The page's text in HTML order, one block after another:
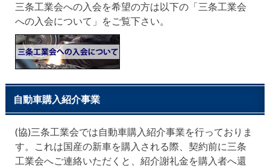
三条工業会への入会を希望の方は以下の「三条工業会
への入会について」をご覧下さい。
自動車購入紹介事業
(協)三条工業会では自動車購入紹介事業を行っておりま
す。これは国産の新車を購入される際、契約前に三条
工業会へご連絡いただくと、紹介謝礼金を購入者へ還